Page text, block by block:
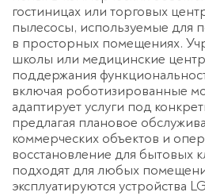
гостиницах или торговых
пылесосы, используемые для
в просторных помещениях.
школы или медицинские
поддержания
включая роботизированные
адаптирует услуги под
предлагая плановое
коммерческих объектов и
восстановление для бытовых
подходят для любых
эксплуатируются устройства